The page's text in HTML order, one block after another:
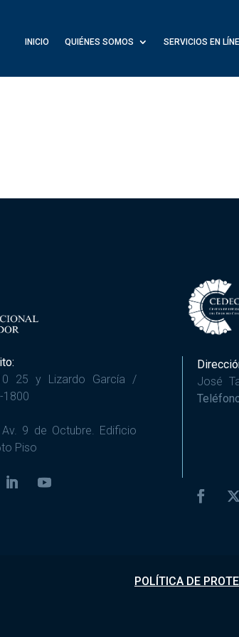
INICIO QUIÉNES SOMOS SERVICIOS EN
25 y Lizardo García /
1800
9 de Octubre. Edificio
Piso
José
POLÍTICA DE